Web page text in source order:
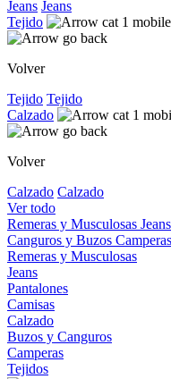
Jeans Jeans
Tejido
Volver
Tejido Tejido
Calzado
Volver
Calzado Calzado
Ver todo
Remeras y Musculosas Jeans
Canguros y Buzos
Remeras y Musculosas
Jeans
Pantalones
Camisas
Calzado
Buzos y Canguros
Camperas
Tejidos